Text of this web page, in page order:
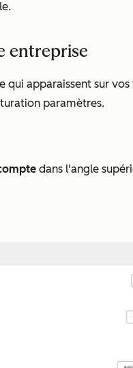
.
entreprise
qui apparaissent sur vos
paramètres.
dans l'angle